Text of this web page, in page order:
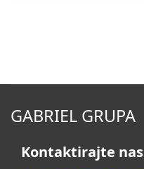
GABRIEL GRUPA
Kontaktirajte nas